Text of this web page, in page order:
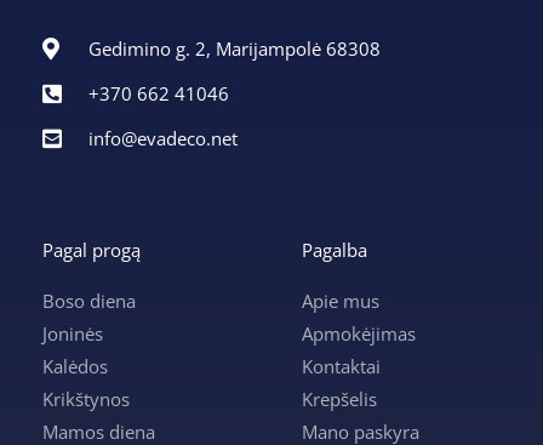
Gedimino g. 2, Marijampolė 68308
+370 662 41046
info@evadeco.net
Pagal progą
Boso diena
Joninės
Kalėdos
Krikštynos
Mamos diena
Pagalba
Apie mus
Apmokėjimas
Kontaktai
Krepšelis
Mano paskyra